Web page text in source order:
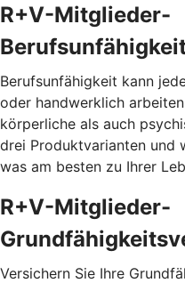
R+V-Mitglieder-
Berufsunfähigkeit kann
oder handwerklich
körperliche als auch
drei Produktvarianten und
was am besten zu Ihrer
R+V-Mitglieder-
Versichern Sie Ihre